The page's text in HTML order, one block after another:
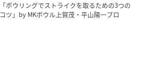
「ボウリングでストライクを取るための3つの
コツ」by MKボウル上賀茂・平山陽一プロ